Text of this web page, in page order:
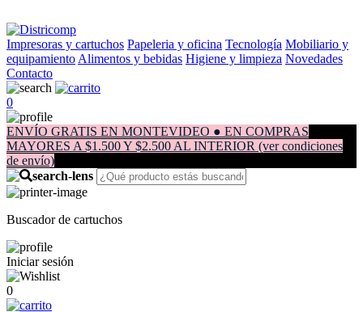
Impresoras y cartuchos Papeleria y oficina Tecnología Mobiliario y
equipamiento Alimentos y bebidas Higiene y limpieza Novedades
Contacto
0
ENVÍO GRATIS EN MONTEVIDEO ● EN COMPRAS
MAYORES A $1.500 Y $2.500 AL INTERIOR (ver condiciones
de envío)
Buscador de cartuchos
Iniciar sesión
0